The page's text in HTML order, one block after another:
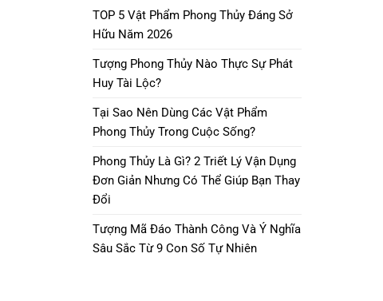
TOP 5 Vật Phẩm Phong Thủy Đáng Sở
Hữu Năm 2026
Tượng Phong Thủy Nào Thực Sự Phát
Huy Tài Lộc?
Tại Sao Nên Dùng Các Vật Phẩm
Phong Thủy Trong Cuộc Sống?
Phong Thủy Là Gì? 2 Triết Lý Vận Dụng
Đơn Giản Nhưng Có Thể Giúp Bạn Thay
Đổi
Tượng Mã Đáo Thành Công Và Ý Nghĩa
Sâu Sắc Từ 9 Con Số Tự Nhiên